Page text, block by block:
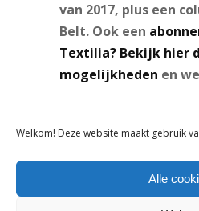
Welkom! Deze website maakt gebruik
Alle
van 2017, plus een
Belt. Ook een
Textilia? Bekijk hier
mogelijkheden en